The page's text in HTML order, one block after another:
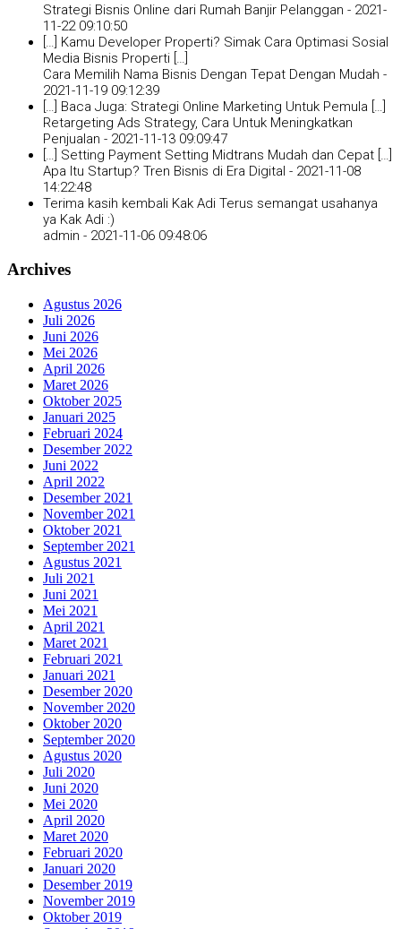
Strategi Bisnis Online dari Rumah Banjir Pelanggan - 2021-
11-22 09:10:50
[…] Kamu Developer Properti? Simak Cara Optimasi Sosial
Media Bisnis Properti […]
Cara Memilih Nama Bisnis Dengan Tepat Dengan Mudah -
2021-11-19 09:12:39
[…] Baca Juga: Strategi Online Marketing Untuk Pemula […]
Retargeting Ads Strategy, Cara Untuk Meningkatkan
Penjualan - 2021-11-13 09:09:47
[…] Setting Payment Setting Midtrans Mudah dan Cepat […]
Apa Itu Startup? Tren Bisnis di Era Digital - 2021-11-08
14:22:48
Terima kasih kembali Kak Adi Terus semangat usahanya
ya Kak Adi :)
admin - 2021-11-06 09:48:06
Archives
Agustus 2026
Juli 2026
Juni 2026
Mei 2026
April 2026
Maret 2026
Oktober 2025
Januari 2025
Februari 2024
Desember 2022
Juni 2022
April 2022
Desember 2021
November 2021
Oktober 2021
September 2021
Agustus 2021
Juli 2021
Juni 2021
Mei 2021
April 2021
Maret 2021
Februari 2021
Januari 2021
Desember 2020
November 2020
Oktober 2020
September 2020
Agustus 2020
Juli 2020
Juni 2020
Mei 2020
April 2020
Maret 2020
Februari 2020
Januari 2020
Desember 2019
November 2019
Oktober 2019